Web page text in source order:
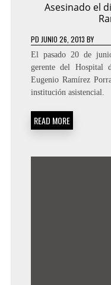
Asesinado el
PD JUNIO 26, 2013 BY
El pasado 20 de
gerente del Hospital
Eugenio Ramírez
institución asistencial.
READ MORE